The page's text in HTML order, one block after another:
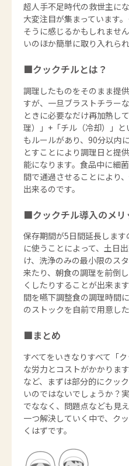
超人手不足時代の救世主に
大変注目が集まっています
そうに感じるかもしれませ
いのほか簡単に取り入れら
■クックチルとは？
調理したものをそのまま提
すが、一旦ブラストチラー
ときに必要なだけ再加熱し
理）」+「チル（冷却）」
もルールがあり、90分以内
とすことにより調理日と提
能になります。食品中に細
間で通過させることにより
出来るのです。
■クックチル導入のメリ
保存期間が5日間延長しま
に使うことによって、土日
け、洗浄のみの最小限のス
来たり、朝食の調理を前倒
くしたりすることが出来ま
間を嚥下調整食の調理時間
のストックを自前で用意し
■まとめ
すべてをいきなりすべて「
な労力とコストがかかりま
など、まずは部分的にクッ
いのではないでしょうか？
でななく、問題点なども見
一つ解決していく中で、ク
くはずです。